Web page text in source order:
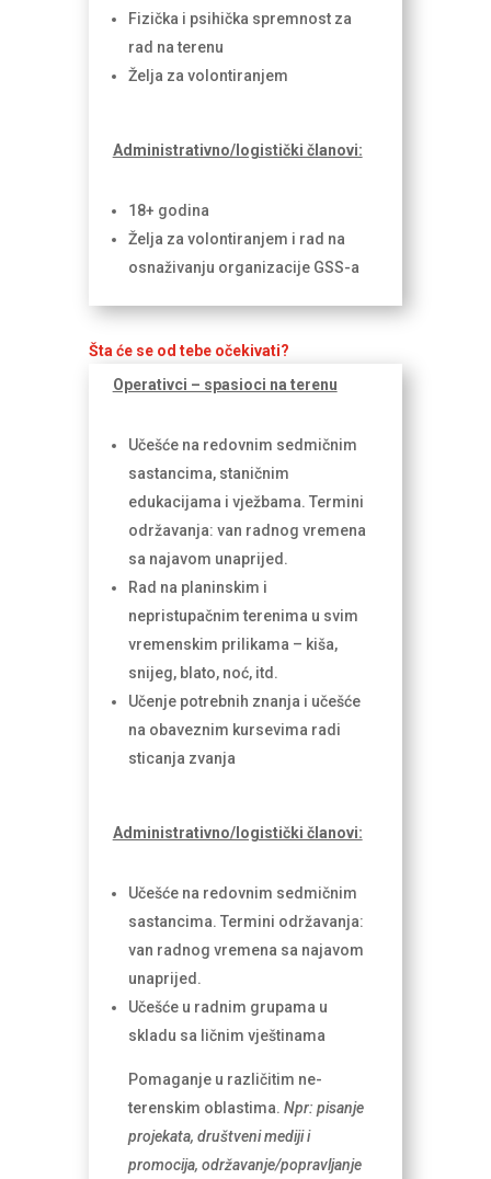
Fizička i psihička spremnost za
rad na terenu
Želja za volontiranjem
Administrativno/logistički članovi:
18+ godina
Želja za volontiranjem i rad na
osnaživanju organizacije GSS-a
Šta će se od tebe očekivati?
Operativci – spasioci na terenu
Učešće na redovnim sedmičnim
sastancima, staničnim
edukacijama i vježbama. Termini
održavanja: van radnog vremena
sa najavom unaprijed.
Rad na planinskim i
nepristupačnim terenima u svim
vremenskim prilikama – kiša,
snijeg, blato, noć, itd.
Učenje potrebnih znanja i učešće
na obaveznim kursevima radi
sticanja zvanja
Administrativno/logistički članovi:
Učešće na redovnim sedmičnim
sastancima. Termini održavanja:
van radnog vremena sa najavom
unaprijed.
Učešće u radnim grupama u
skladu sa ličnim vještinama
Pomaganje u različitim ne-
terenskim oblastima. Npr: pisanje
projekata, društveni mediji i
promocija, održavanje/popravljanje